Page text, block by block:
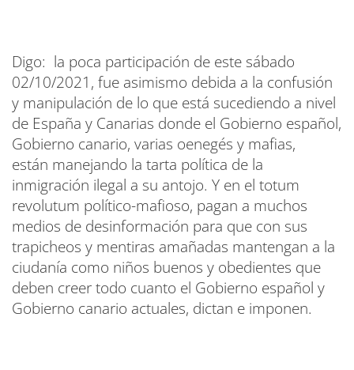
Digo: la poca participación de este sábado
02/10/2021, fue asimismo debida a la confusión
y manipulación de lo que está sucediendo a nivel
de España y Canarias donde el Gobierno español,
Gobierno canario, varias oenegés y mafias,
están manejando la tarta política de la
inmigración ilegal a su antojo. Y en el totum
revolutum político-mafioso, pagan a muchos
medios de desinformación para que con sus
trapicheos y mentiras amañadas mantengan a la
ciudanía como niños buenos y obedientes que
deben creer todo cuanto el Gobierno español y
Gobierno canario actuales, dictan e imponen.